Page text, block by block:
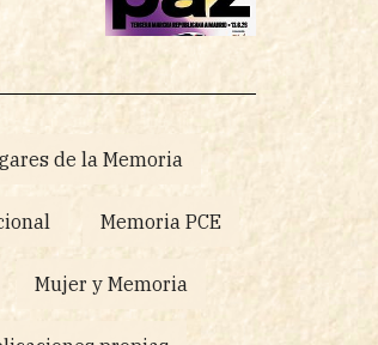
de la Memoria
Memoria PCE
Mujer y Memoria